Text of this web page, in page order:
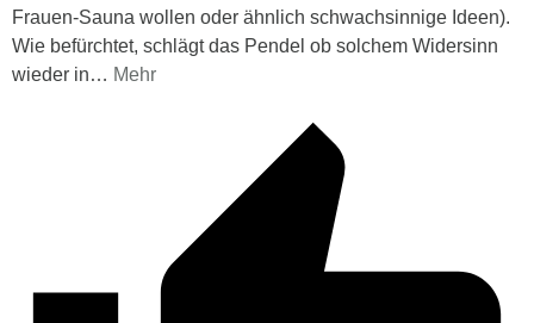
Frauen-Sauna wollen oder ähnlich schwachsinnige Ideen).
Wie befürchtet, schlägt das Pendel ob solchem Widersinn
wieder in… Mehr